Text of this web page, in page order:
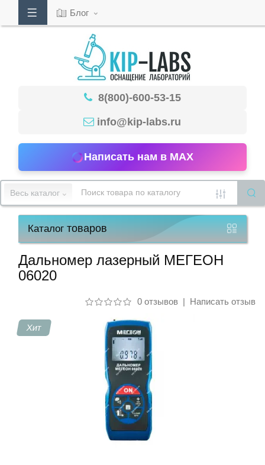
53-
15
работы
Блог
8(800)-600-53-15
info@kip-labs.ru
Написать нам в MAX
Весь каталог
Каталогтоваров
Дальномер лазерный МЕГЕОН
06020
0 отзывов| Написать отзыв
Хит